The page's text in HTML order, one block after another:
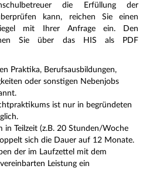
die Erfüllung der
kann, reichen Sie einen
mit Ihrer Anfrage ein. Den
Sie über das HIS als PDF
Praktika, Berufsausbildungen,
oder sonstigen Nebenjobs
ist nur in begründeten
in Teilzeit (z.B. 20 Stunden/Woche
sich die Dauer auf 12 Monate.
der im Laufzettel mit dem
Leistung ein